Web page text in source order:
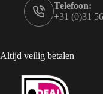
Telefoon:
+31 (0)31
Altijd veilig betalen